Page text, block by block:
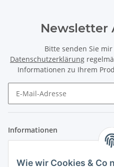
Newsletter
Bitte senden Sie
Datenschutzerklärung
Informationen zu Ihrem
Informationen
Wie wir Cookies & Co